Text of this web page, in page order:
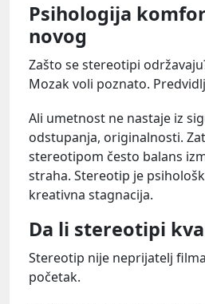
Psihologija
novog
Zašto se stereotipi
Mozak voli poznato.
Ali umetnost ne nastaje iz
odstupanja, originalnosti.
stereotipom često balans
straha. Stereotip je
kreativna stagnacija.
Da li stereotipi
Stereotip nije neprijatelj
početak.